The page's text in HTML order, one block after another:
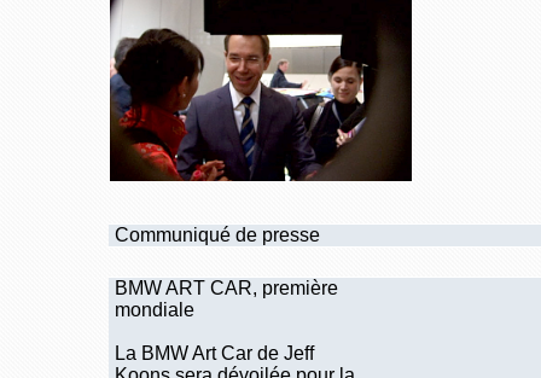
Communiqué de presse
BMW ART CAR, première
mondiale
La BMW Art Car de Jeff